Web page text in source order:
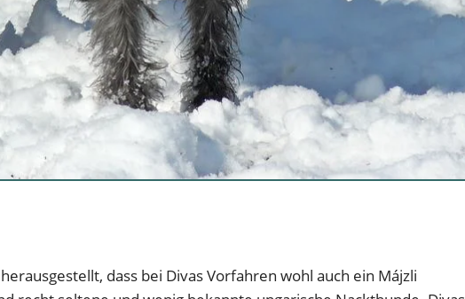
dass bei Divas Vorfahren wohl auch ein Májzli